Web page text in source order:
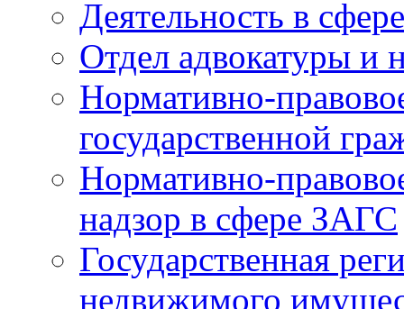
Деятельность в
Отдел адвокатуры и
Нормативно-
государственной
Нормативно-
надзор в сфере ЗАГС
Государственная
недвижимого